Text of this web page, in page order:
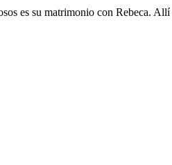
es su matrimonio con Rebeca.